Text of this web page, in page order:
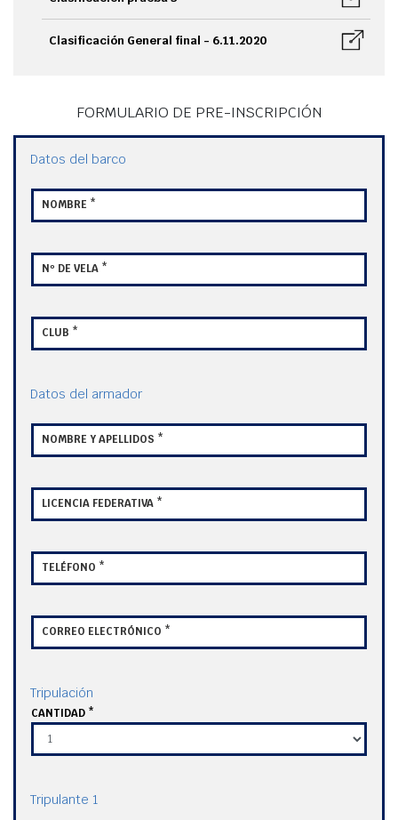
Clasificación General final - 6.11.2020
FORMULARIO DE PRE-INSCRIPCIÓN
Datos del barco
NOMBRE *
Nº DE VELA *
CLUB *
Datos del armador
NOMBRE Y APELLIDOS *
LICENCIA FEDERATIVA *
TELÉFONO *
CORREO ELECTRÓNICO *
Tripulación
CANTIDAD *
Tripulante 1